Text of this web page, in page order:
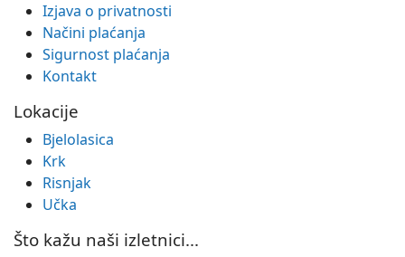
Izjava o privatnosti
Načini plaćanja
Sigurnost plaćanja
Kontakt
Lokacije
Bjelolasica
Krk
Risnjak
Učka
Što kažu naši izletnici...